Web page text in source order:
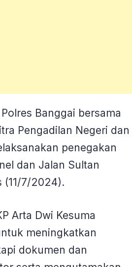
Banggai bersama
Pengadilan Negeri dan
penegakan
dan Jalan Sultan
(11/7/2024).
Arta Dwi Kesuma
meningkatkan
dokumen dan